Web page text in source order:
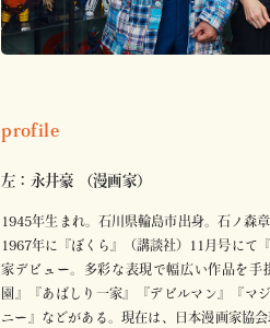
profile
左：永井豪 （漫画家）
1945年生まれ。石川県輪島市出身。石ノ森
1967年に『ぼくら』（講談社）11月号にて
家デビュー。多彩な表現で幅広い作品を手
園』『あばしり一家』『デビルマン』『マ
ニー』などがある。現在は、日本漫画家協